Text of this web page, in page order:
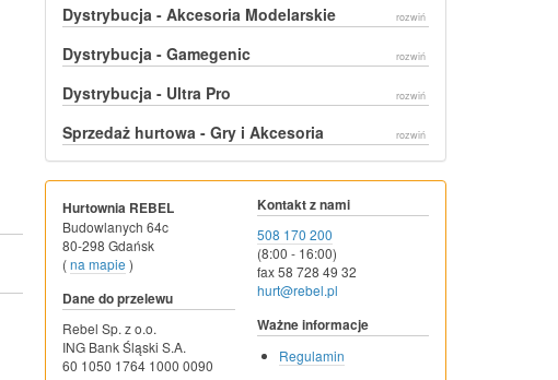
Dystrybucja - Akcesoria Modelarskie rozwiń
Dystrybucja - Gamegenic rozwiń
Dystrybucja - Ultra Pro rozwiń
Sprzedaż hurtowa - Gry i Akcesoria rozwiń
Hurtownia REBEL
Budowlanych 64c
80-298 Gdańsk
(na mapie )
Dane do przelewu
Rebel Sp. z o.o.
ING Bank Śląski S.A.
60 1050 1764 1000 0090
Kontakt z nami
508 170 200
(8:00 - 16:00)
fax 58 728 49 32
hurt@rebel.pl
Ważne informacje
Regulamin